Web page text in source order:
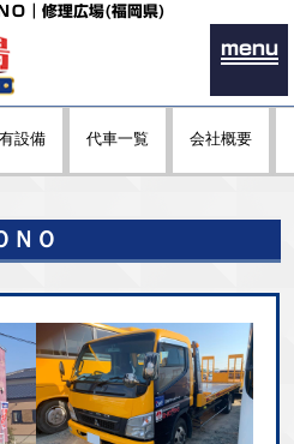
Ｏ｜修理広場(福岡県)
menu
設備 代車一覧 会社概要
ＮＯ